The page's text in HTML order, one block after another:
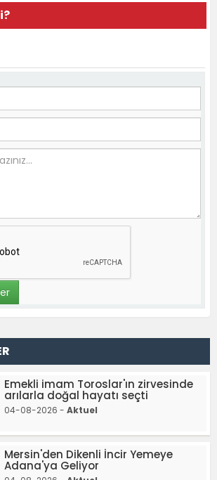
Emekli imam Toroslar'ın zirvesinde
arılarla doğal hayatı seçti
04-08-2026 - Aktuel
Mersin'den Dikenli İncir Yemeye
Adana'ya Geliyor